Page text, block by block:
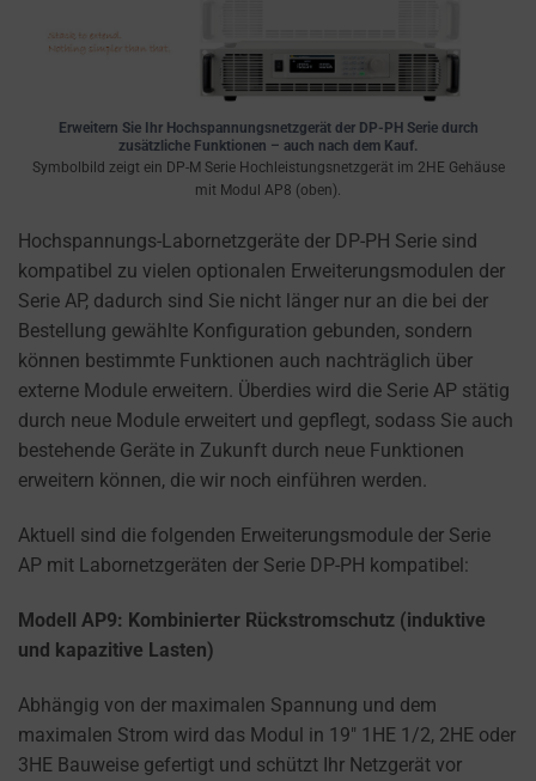
Erweitern Sie Ihr Hochspannungsnetzgerät der DP-PH Serie durch
zusätzliche Funktionen – auch nach dem Kauf.
Symbolbild zeigt ein DP-M Serie Hochleistungsnetzgerät im 2HE Gehäuse
mit Modul AP8 (oben).
Hochspannungs-Labornetzgeräte der DP-PH Serie sind
kompatibel zu vielen optionalen Erweiterungsmodulen der
Serie AP, dadurch sind Sie nicht länger nur an die bei der
Bestellung gewählte Konfiguration gebunden, sondern
können bestimmte Funktionen auch nachträglich über
externe Module erweitern. Überdies wird die Serie AP stätig
durch neue Module erweitert und gepflegt, sodass Sie auch
bestehende Geräte in Zukunft durch neue Funktionen
erweitern können, die wir noch einführen werden.
Aktuell sind die folgenden Erweiterungsmodule der Serie
AP mit Labornetzgeräten der Serie DP-PH kompatibel:
Modell AP9: Kombinierter Rückstromschutz (induktive
und kapazitive Lasten)
Abhängig von der maximalen Spannung und dem
maximalen Strom wird das Modul in 19″ 1HE 1/2, 2HE oder
3HE Bauweise gefertigt und schützt Ihr Netzgerät vor
privacy
This
document
outlines
the
types
cookies
used,
and
how
information
shared.